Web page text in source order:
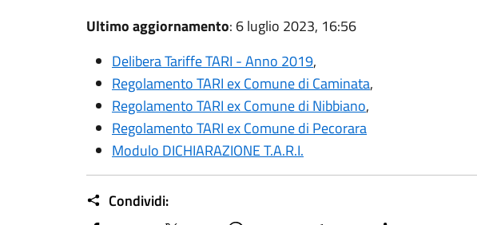
Ultimo aggiornamento: 6 luglio 2023, 16:56
Delibera Tariffe TARI - Anno 2019,
Regolamento TARI ex Comune di Caminata,
Regolamento TARI ex Comune di Nibbiano,
Regolamento TARI ex Comune di Pecorara
Modulo DICHIARAZIONE T.A.R.I.
Condividi: